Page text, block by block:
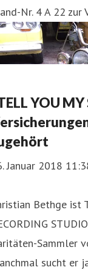
Nr. 4 A 22 zur
YOU
Januar 2018
Bethge ist
Sammler
sucht er